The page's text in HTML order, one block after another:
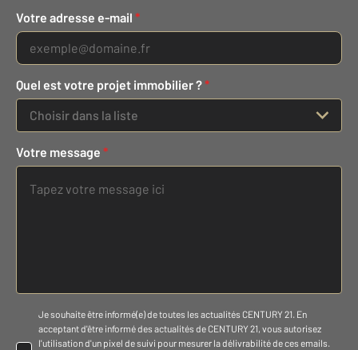
Votre adresse e-mail *
Quel est votre projet immobilier ?*
Choisir dans la liste
Votre message *
Je souhaite être informé(e) de toutes les actualités CENTURY 21. En
acceptant d'être informé des actualités de CENTURY 21, vous autorisez
l'utilisation d'un pixel de suivi pour mesurer la délivrabilité de ces emails.